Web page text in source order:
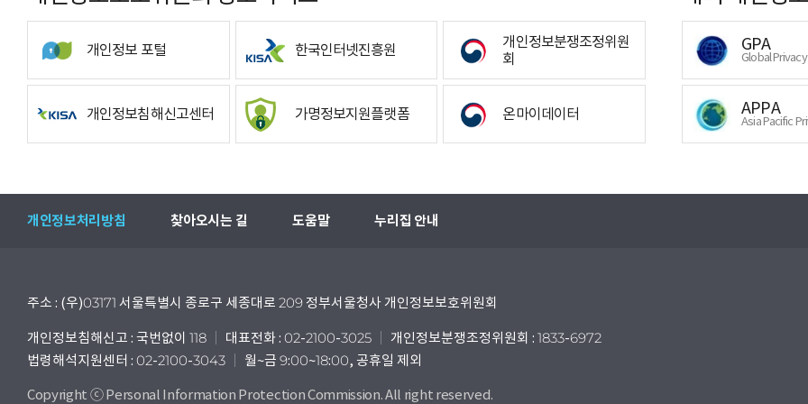
개인정보 포털 한국인터넷진흥원
개인정보분쟁조정위원
회
개인정보침해신고센터 가명정보지원플랫폼 온마이데이터
GPA
Global
APPA
Asia Pacific
개인정보처리방침 찾아오시는 길 도움말 누리집 안내
주소 : (우)03171 서울특별시 종로구 세종대로 209 정부서울청사 개인정보보호위원회
개인정보침해신고 : 국번없이 118 대표전화 : 02-2100-3025
개인정보분쟁조정위원회 : 1833-6972
법령해석지원센터 : 02-2100-3043
월~금 9:00~18:00, 공휴일 제외
Copyright ⓒ Personal Information Protection Commission. All right reserved.